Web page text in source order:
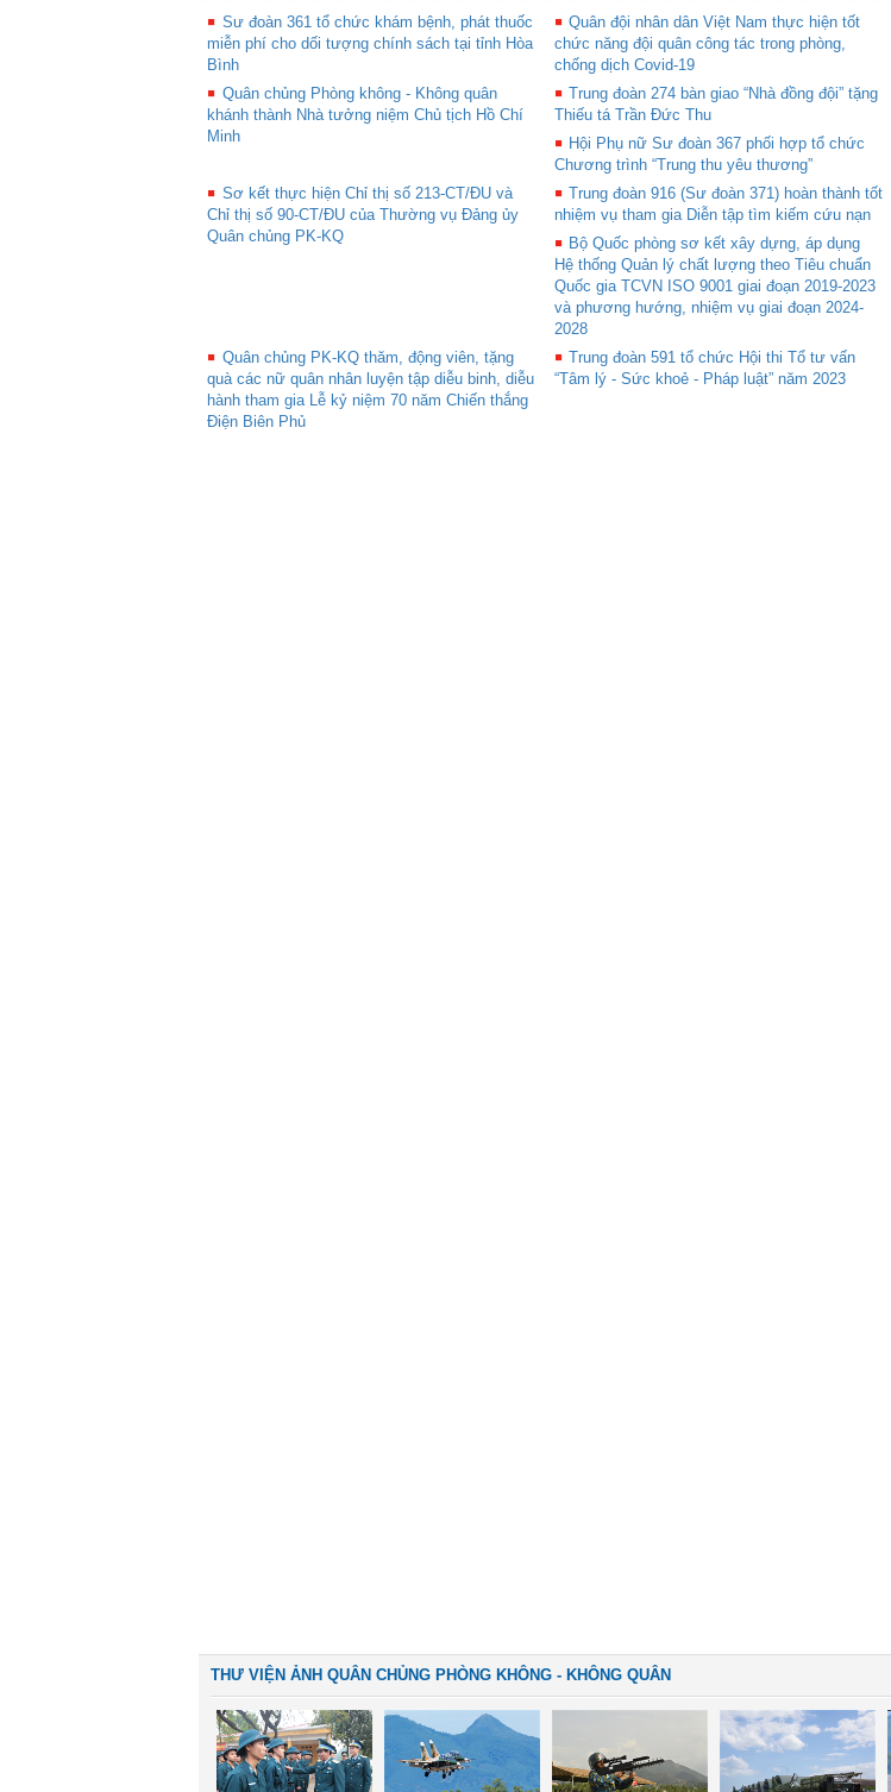
Sư đoàn 361 tổ chức khám bệnh, phát thuốc
miễn phí cho dối tượng chính sách tại tỉnh Hòa
Bình
Quân đội nhân dân Việt Nam thực hiện tốt
chức năng đội quân công tác trong phòng,
chống dịch Covid-19
Quân chủng Phòng không - Không quân
khánh thành Nhà tưởng niệm Chủ tịch Hồ Chí
Minh
Trung đoàn 274 bàn giao “Nhà đồng đội” tặng
Thiếu tá Trần Đức Thu
Hội Phụ nữ Sư đoàn 367 phối hợp tổ chức
Chương trình “Trung thu yêu thương”
Sơ kết thực hiện Chỉ thị số 213-CT/ĐU và
Chỉ thị số 90-CT/ĐU của Thường vụ Đảng ủy
Quân chủng PK-KQ
Trung đoàn 916 (Sư đoàn 371) hoàn thành tốt
nhiệm vụ tham gia Diễn tập tìm kiếm cứu nạn
Bộ Quốc phòng sơ kết xây dựng, áp dụng
Hệ thống Quản lý chất lượng theo Tiêu chuẩn
Quốc gia TCVN ISO 9001 giai đoạn 2019-2023
và phương hướng, nhiệm vụ giai đoạn 2024-
2028
Quân chủng PK-KQ thăm, động viên, tặng
quà các nữ quân nhân luyện tập diễu binh, diễu
hành tham gia Lễ kỷ niệm 70 năm Chiến thắng
Điện Biên Phủ
Trung đoàn 591 tổ chức Hội thi Tổ tư vấn
“Tâm lý - Sức khoẻ - Pháp luật” năm 2023
THƯ VIỆN ẢNH QUÂN CHỦNG PHÒNG KHÔNG - KHÔNG QUÂN